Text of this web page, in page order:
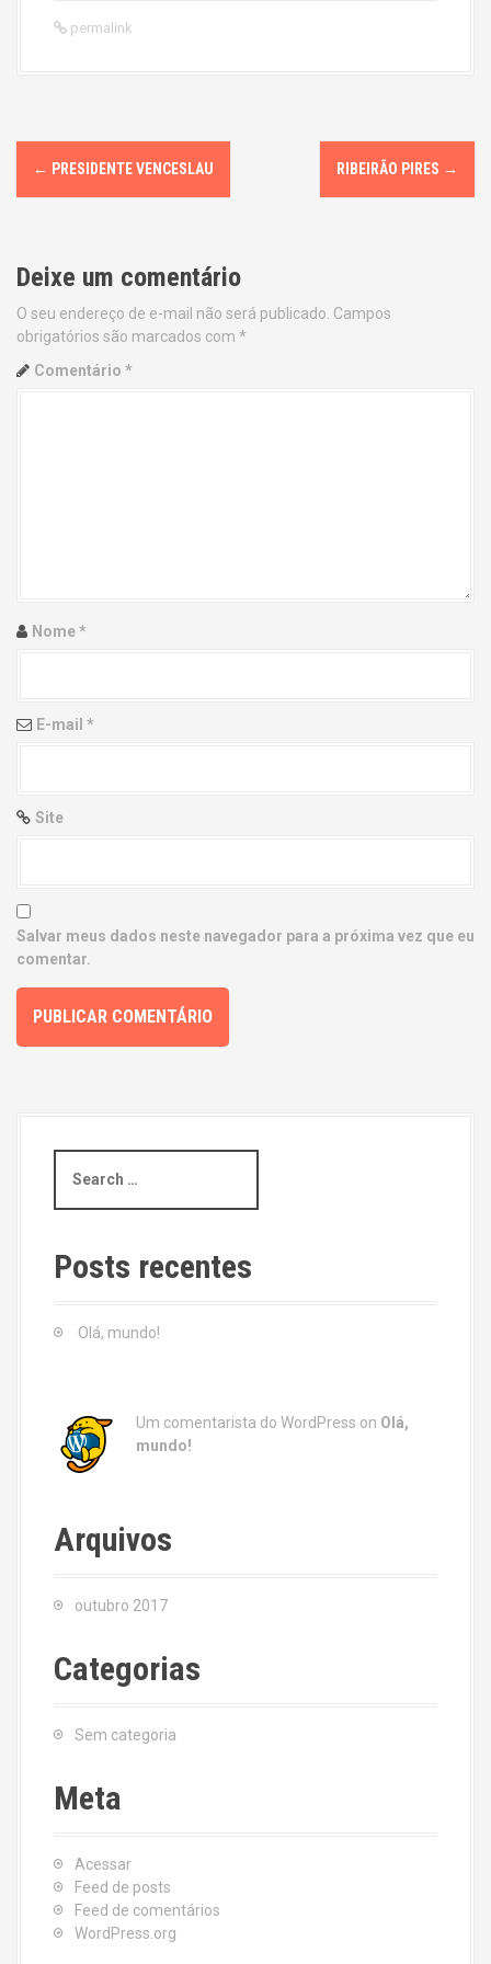
permalink
P
o
t
n
a
i
n
← PRESIDENTE VENCESLAU RIBEIRÃO PIRES →
Deixe um comentário
O seu endereço de e-mail não será publicado. Campos
obrigatórios são marcados com *
Comentário *
Nome*
E-mail *
Site
Salvar meus dados neste navegador para a próxima vez que eu
comentar.
a
c
h
Posts recentes
Olá, mundo!
Um comentarista do WordPress on Olá,
mundo!
Arquivos
outubro 2017
Categorias
Sem categoria
Meta
Acessar
Feed de posts
Feed de comentários
WordPress.org